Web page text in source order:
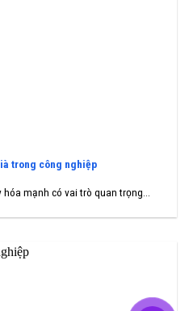
trong công nghiệp
mạnh có vai trò quan trọng...